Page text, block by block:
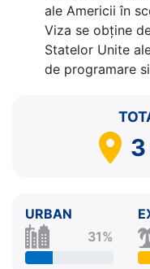
Tampa, Florida
ale Americii în
Viza se obține
Statelor Unite
de programare
3
URBAN
31%